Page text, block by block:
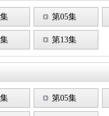
第05集
第13集
第05集